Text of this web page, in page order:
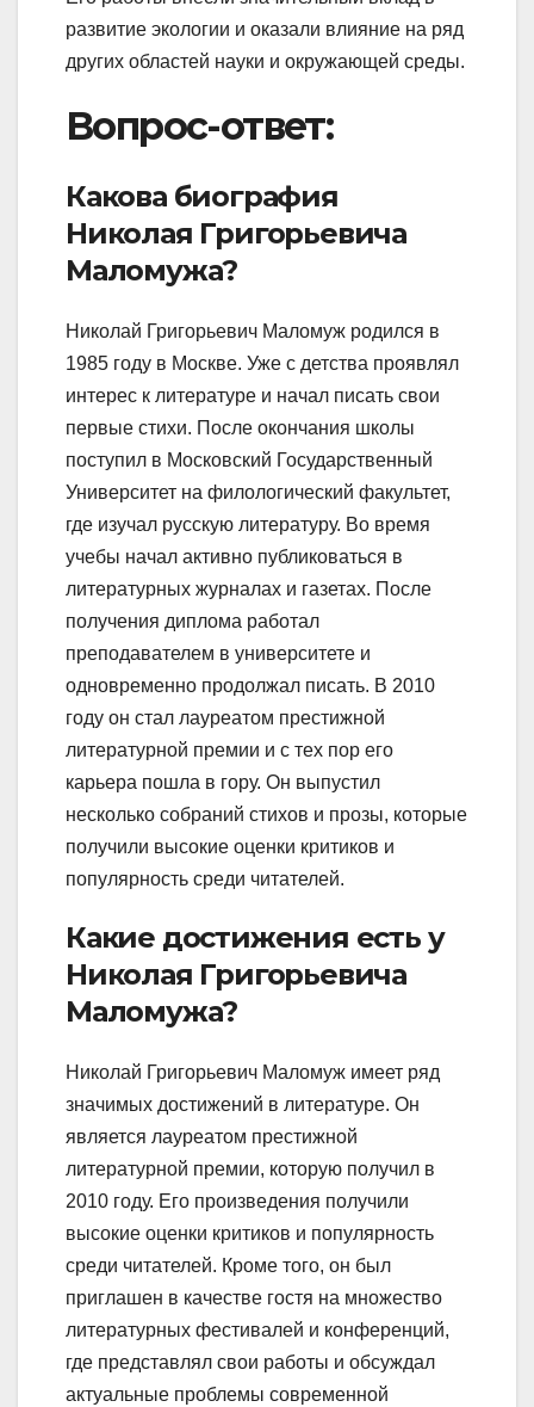
развитие экологии и оказали влияние на ряд
других областей науки и окружающей среды.
Вопрос-ответ:
Какова биография
Николая Григорьевича
Маломужа?
Николай Григорьевич Маломуж родился в
1985 году в Москве. Уже с детства проявлял
интерес к литературе и начал писать свои
первые стихи. После окончания школы
поступил в Московский Государственный
Университет на филологический факультет,
где изучал русскую литературу. Во время
учебы начал активно публиковаться в
литературных журналах и газетах. После
получения диплома работал
преподавателем в университете и
одновременно продолжал писать. В 2010
году он стал лауреатом престижной
литературной премии и с тех пор его
карьера пошла в гору. Он выпустил
несколько собраний стихов и прозы, которые
получили высокие оценки критиков и
популярность среди читателей.
Какие достижения есть у
Николая Григорьевича
Маломужа?
Николай Григорьевич Маломуж имеет ряд
значимых достижений в литературе. Он
является лауреатом престижной
литературной премии, которую получил в
2010 году. Его произведения получили
высокие оценки критиков и популярность
среди читателей. Кроме того, он был
приглашен в качестве гостя на множество
литературных фестивалей и конференций,
где представлял свои работы и обсуждал
актуальные проблемы современной